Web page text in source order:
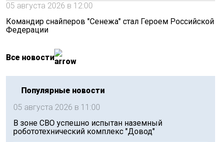
05 августа 2026 в 12:00
Командир снайперов "Сенежа" стал Героем Российской
Федерации
Все новости
Популярные новости
05 августа 2026 в 11:00
В зоне СВО успешно испытан наземный
робототехнический комплекс "Довод"